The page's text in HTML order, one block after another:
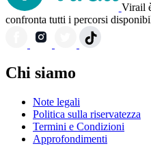
Virail
confronta tutti i percorsi
Chi siamo
Note legali
Politica sulla riservatezza
Termini e Condizioni
Approfondimenti